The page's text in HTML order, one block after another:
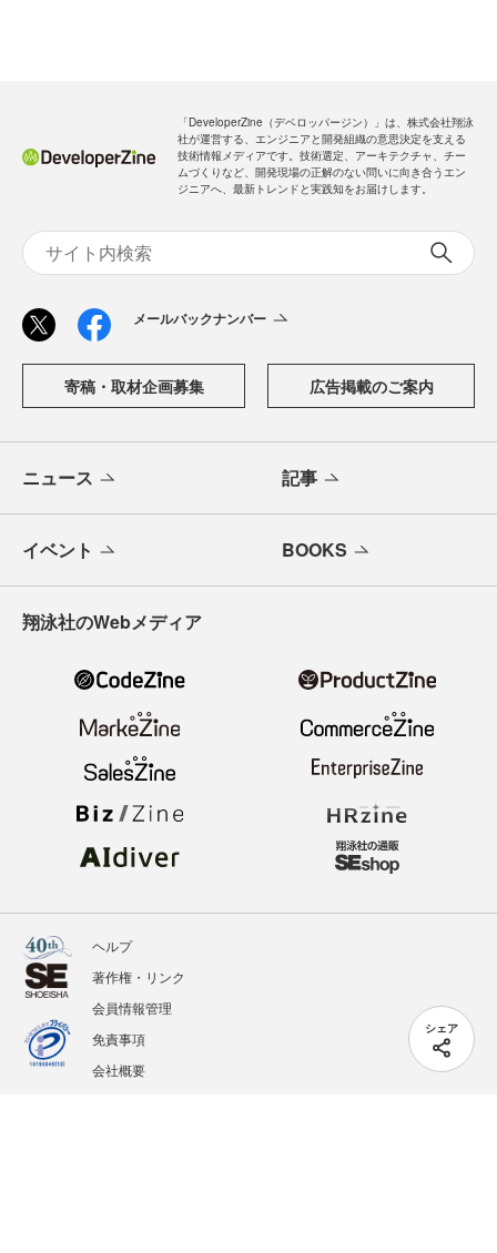
シェア
「DeveloperZine（デベロッパージン）」は、株式会社翔泳
社が運営する、エンジニアと開発組織の意思決定を支える
技術情報メディアです。技術選定、アーキテクチャ、チー
ムづくりなど、開発現場の正解のない問いに向き合うエン
ジニアへ、最新トレンドと実践知をお届けします。
メールバックナンバー
寄稿・取材企画募集 広告掲載のご案内
ニュース 記事
イベント BOOKS
翔泳社のWebメディア
ヘルプ
著作権・リンク
会員情報管理
免責事項
会社概要